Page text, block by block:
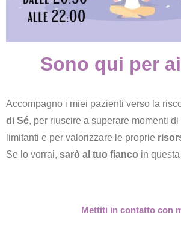
Sono qui per
Accompagno i miei pazienti verso la
di Sé, per riuscire a superare momenti
limitanti e per valorizzare le proprie
Se lo vorrai, sarò al tuo fianco in
Mettiti in contatto con